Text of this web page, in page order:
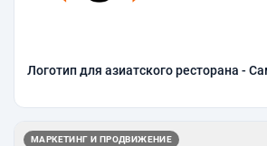
Логотип для азиатского ресторана -
МАРКЕТИНГ И ПРОДВИЖЕНИЕ